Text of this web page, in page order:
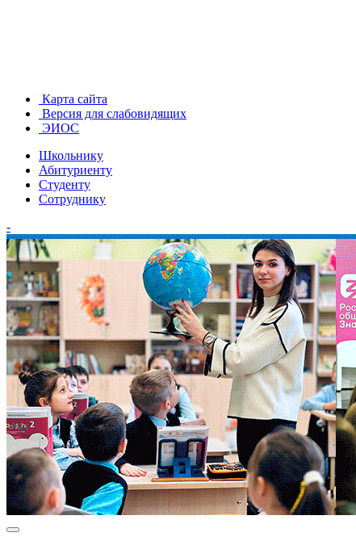
Карта сайта
Версия для слабовидящих
ЭИОС
Школьнику
Абитуриенту
Студенту
Сотруднику
-